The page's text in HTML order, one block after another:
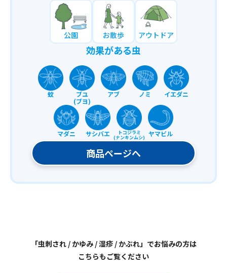
効果がある虫
蚊
ブユ
(ブヨ)
アブ ノミ イエダニ
マダニ サシバエ トコジラミ
(ナンキンムシ) ヤマビル
公園 お散歩 アウトドア
商品ページへ
「虫刺され / かゆみ / 湿疹 / かぶれ」でお悩みの方は
こちらもご覧ください